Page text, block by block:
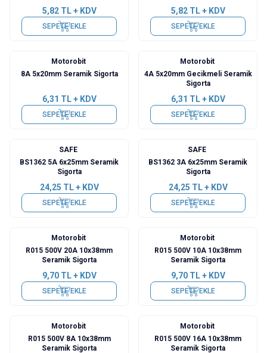
5,82TL + KDV
SEPETE EKLE
5,82TL + KDV
SEPETE EKLE
Motorobit
8A 5x20mm Seramik Sigorta
6,31 TL + KDV
SEPETE EKLE
Motorobit
4A 5x20mm Gecikmeli Seramik
Sigorta
6,31 TL + KDV
SEPETE EKLE
SAFE
BS1362 5A 6x25mm Seramik
Sigorta
24,25 TL + KDV
SEPETE EKLE
SAFE
BS1362 3A 6x25mm Seramik
Sigorta
24,25 TL + KDV
SEPETE EKLE
Motorobit
R015 500V 20A 10x38mm
Seramik Sigorta
9,70TL + KDV
SEPETE EKLE
Motorobit
R015 500V 10A 10x38mm
Seramik Sigorta
9,70TL + KDV
SEPETE EKLE
Motorobit
R015 500V 8A 10x38mm
Seramik Sigorta
Motorobit
R015 500V 16A 10x38mm
Seramik Sigorta